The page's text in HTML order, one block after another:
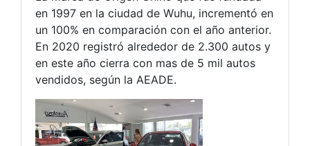
en 1997 en la ciudad de Wuhu, incrementó en
un 100% en comparación con el año anterior.
En 2020 registró alrededor de 2.300 autos y
en este año cierra con mas de 5 mil autos
vendidos, según la AEADE.